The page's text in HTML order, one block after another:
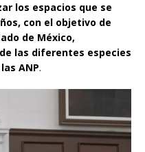
los espacios que se
con el objetivo de
de México,
las diferentes especies
ANP.